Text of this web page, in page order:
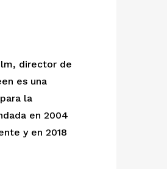
director de
es una
la
en 2004
y en 2018